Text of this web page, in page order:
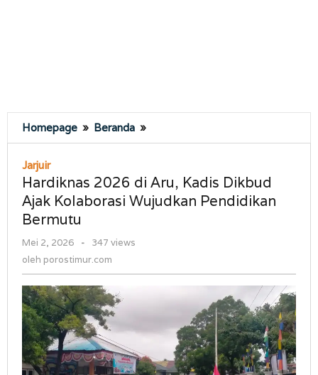
Homepage » Beranda »
2026
Aru,
Kadis
Dikbud
Jarjuir
Hardiknas 2026 di Aru, Kadis Dikbud
Ajak Kolaborasi Wujudkan Pendidikan
Bermutu
Mei 2, 2026
oleh
-
347 views
oleh porostimur.com